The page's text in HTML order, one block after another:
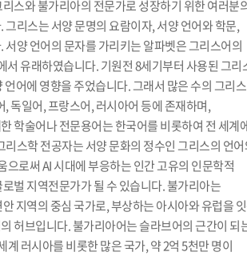
스와 불가리아의 전문가로 성장하기 위한 여러분
그리스는 서양 문명의 요람이자, 서양 언어와 학문,
서양 언어의 문자를 가리키는 알파벳은 그리스어의
서 유래하였습니다. 기원전 8세기부터 사용된 그리
언어에 영향을 주었습니다. 그래서 많은 수의 그리
, 독일어, 프랑스어, 러시아어 등에 존재하며,
학술어나 전문용어는 한국어를 비롯하여 전 세계
리스학 전공자는 서양 문화의 정수인 그리스의 언
으로써 AI 시대에 부응하는 인간 고유의 인문학적
벌 지역전문가가 될 수 있습니다. 불가리아는
지역의 중심 국가로, 부상하는 아시아와 유럽을
허브입니다. 불가리아어는 슬라브어의 근간이 되
계 러시아를 비롯한 많은 국가, 약 2억 5천만 명이